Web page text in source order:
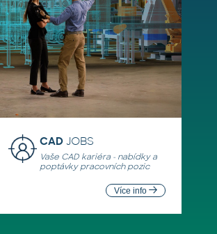
CADJOBS
Vaše CAD kariéra - nabídky a
poptávky pracovních pozic
Více info